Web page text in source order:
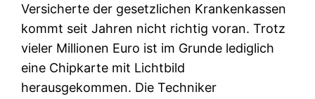
Versicherte der gesetzlichen Krankenkassen
kommt seit Jahren nicht richtig voran. Trotz
vieler Millionen Euro ist im Grunde lediglich
eine Chipkarte mit Lichtbild
herausgekommen. Die Techniker